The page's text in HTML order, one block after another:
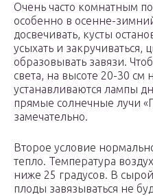
Очень часто комнатным
особенно в осенне-
досвечивать, кусты
усыхать и закручиваться,
образовывать завязи.
света, на высоте 20-30 см
устанавливаются лампы
прямые солнечные лучи
замечательно.
Второе условие
тепло. Температура
ниже 25 градусов. В
плоды завязываться не